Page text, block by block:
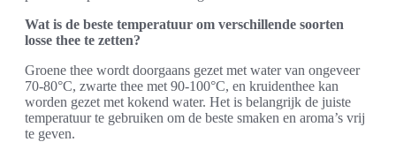
Wat is de beste temperatuur om verschillende soorten
losse thee te zetten?
Groene thee wordt doorgaans gezet met water van ongeveer
70-80°C, zwarte thee met 90-100°C, en kruidenthee kan
worden gezet met kokend water. Het is belangrijk de juiste
temperatuur te gebruiken om de beste smaken en aroma’s vrij
te geven.